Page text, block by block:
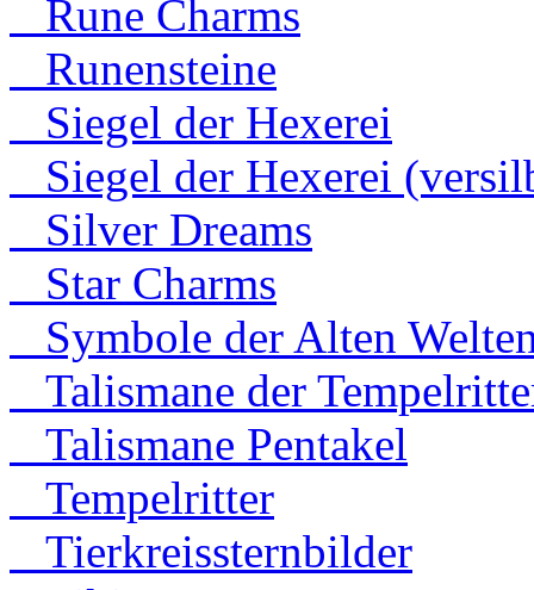
Rune Charms
Runensteine
Siegel der Hexerei
Siegel der Hexerei
Silver Dreams
Star Charms
Symbole der Alten
Talismane der
Talismane Pentakel
Tempelritter
Tierkreissternbilder